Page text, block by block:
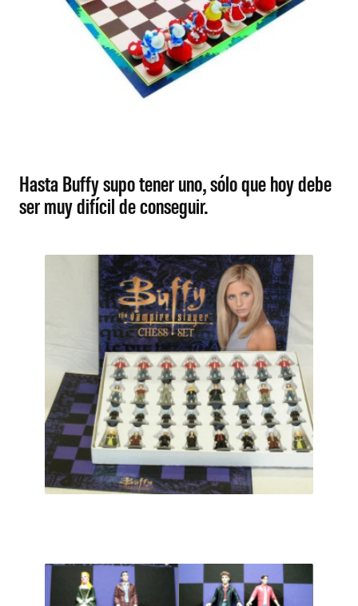
Hasta Buffy supo tener uno, sólo que hoy debe
ser muy difícil de conseguir.